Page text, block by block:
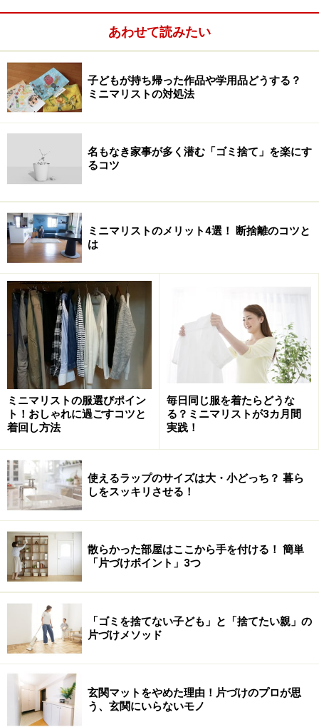
憧れの団地のキッチン。モノが増えていますね（ｃ）
はすぴーさん（松戸市立博物館）
暮らしが洋風になってきた
「ダイニングキッチン」という新しい概念をもたらしま
した。寝食分離の洋風の生活様式によって、次々に新し
い家財道具や生活雑貨が家の中に入り込んできます。ダ
イニングテーブルにチェア、ベッドにソファ、トースタ
ー、ジューサー、洋食器や各種グラス、カトラリー
類‥‥。
リビングじゃなく茶の間。「和の暮らし」そのまんま。
（ｃ）「はすぴー倶楽部」はすぴーさん（荒川ふるさと文
化館）
洋風化するとモノがどんどん増えた
あわせて読みたい
子どもが持ち帰った作品や学用品どうする？
ミニマリストの対処法
名もなき家事が多く潜む「ゴミ捨て」を楽にす
るコツ
ミニマリストのメリット4選！ 断捨離のコツと
は
ミニマリストの服選びポイン
ト！おしゃれに過ごすコツと
着回し方法
毎日同じ服を着たらどうな
る？ミニマリストが3カ月間
実践！
使えるラップのサイズは大・小どっち？ 暮ら
しをスッキリさせる！
散らかった部屋はここから手を付ける！ 簡単
「片づけポイント」3つ
「ゴミを捨てない子ども」と「捨てたい親」の
片づけメソッド
玄関マットをやめた理由！片づけのプロが思
う、玄関にいらないモノ